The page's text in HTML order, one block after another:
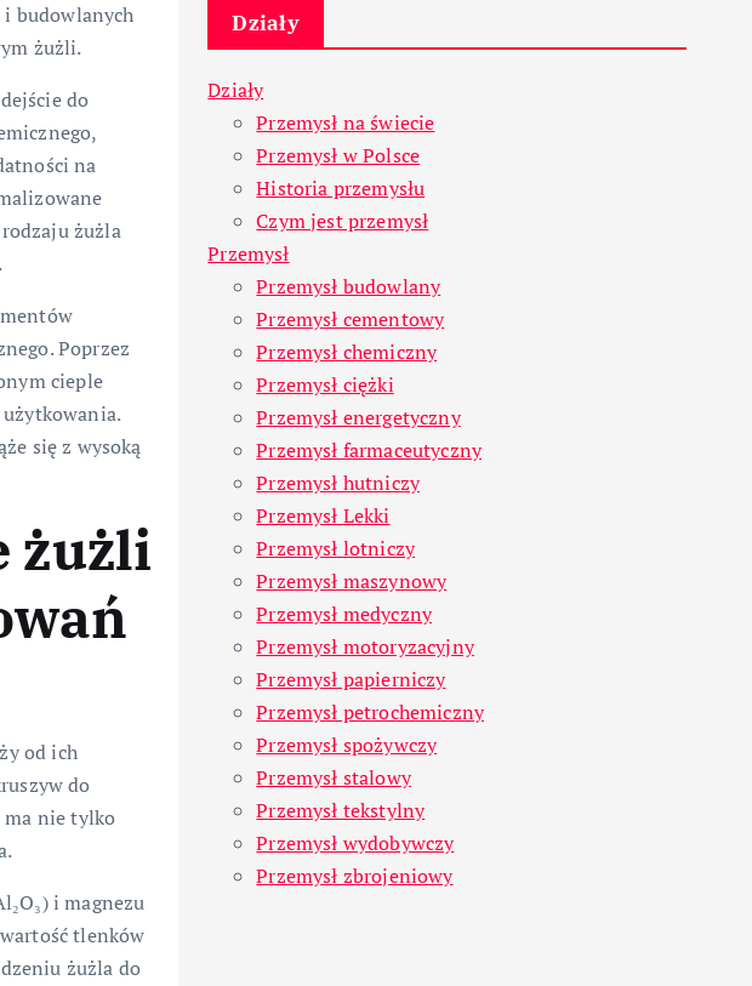
i budowlanych
żużli.
do
na
żużla
Poprzez
cieple
się z wysoką
żużli
od ich
do
ma nie tylko
i magnezu
tlenków
żużla do
Działy
Działy
Przemysł na świecie
Przemysł w Polsce
Historia przemysłu
Czym jest przemysł
Przemysł
Przemysł budowlany
Przemysł cementowy
Przemysł chemiczny
Przemysł ciężki
Przemysł energetyczny
Przemysł farmaceutyczny
Przemysł hutniczy
Przemysł Lekki
Przemysł lotniczy
Przemysł maszynowy
Przemysł medyczny
Przemysł motoryzacyjny
Przemysł papierniczy
Przemysł petrochemiczny
Przemysł spożywczy
Przemysł stalowy
Przemysł tekstylny
Przemysł wydobywczy
Przemysł zbrojeniowy